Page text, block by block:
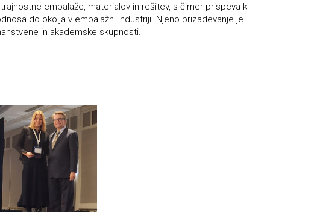
embalaže, materialov in rešitev, s čimer prispeva k
do okolja v embalažni industriji. Njeno prizadevanje je
in akademske skupnosti.